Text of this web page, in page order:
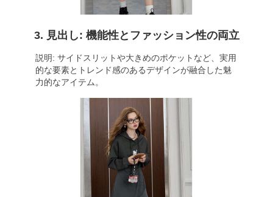
3. 見出し: 機能性とファッション性の両立
説明: サイドスリットや大きめのポケットなど、実用
的な要素とトレンド感のあるデザインが融合した魅
力的なアイテム。